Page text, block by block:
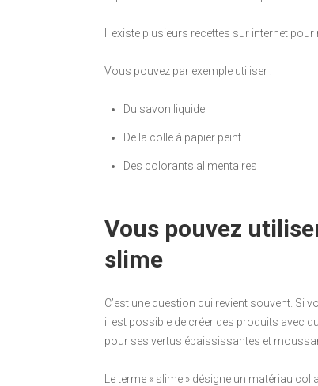
Il existe plusieurs recettes sur internet
Vous pouvez par exemple utiliser :
Du savon liquide
De la colle à papier peint
Des colorants alimentaires
Vous pouvez
slime
C’est une question qui revient souvent. Si
il est possible de créer des produits avec
pour ses vertus épaississantes et
Le terme « slime » désigne un matériau